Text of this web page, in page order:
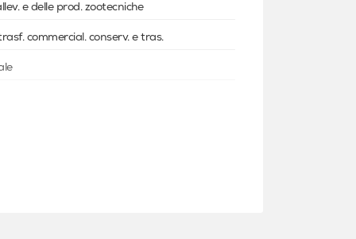
e delle prod. zootecniche
commercial. conserv. e tras.